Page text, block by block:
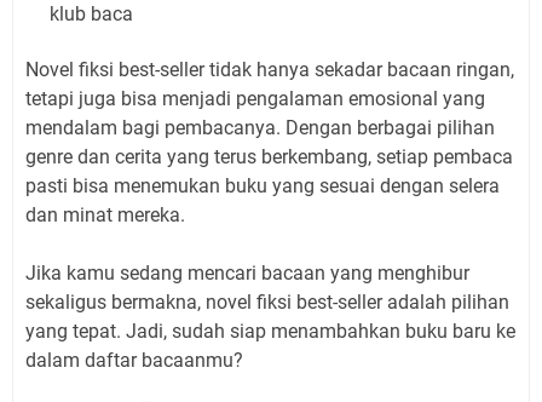
klub baca
Novel fiksi best-seller tidak hanya sekadar bacaan ringan,
tetapi juga bisa menjadi pengalaman emosional yang
mendalam bagi pembacanya. Dengan berbagai pilihan
genre dan cerita yang terus berkembang, setiap pembaca
pasti bisa menemukan buku yang sesuai dengan selera
dan minat mereka.
Jika kamu sedang mencari bacaan yang menghibur
sekaligus bermakna, novel fiksi best-seller adalah pilihan
yang tepat. Jadi, sudah siap menambahkan buku baru ke
dalam daftar bacaanmu?